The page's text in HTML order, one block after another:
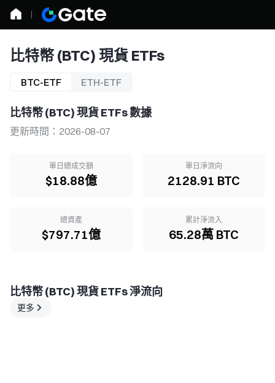
比特幣 (BTC) 現貨 ETFs
BTC-ETF ETH-ETF
比特幣 (BTC) 現貨 ETFs 數據
更新時間：2026-08-07
單日總成交額
$18.88億
單日淨流向
2128.91 BTC
總資產
$797.71億
累計淨流入
65.28萬 BTC
比特幣 (BTC) 現貨 ETFs 淨流向
更多